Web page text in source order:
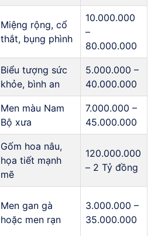
Miệng rộng, cổ
thắt, bụng phình
10.000.000
–
80.000.000
Biểu tượng sức
khỏe, bình an
5.000.000 –
40.000.000
Men màu Nam
Bộ xưa
7.000.000 –
45.000.000
Gốm hoa nâu,
họa tiết mạnh
mẽ
120.000.000
– 2 Tỷ đồng
Men gan gà
hoặc men rạn
3.000.000 –
35.000.000